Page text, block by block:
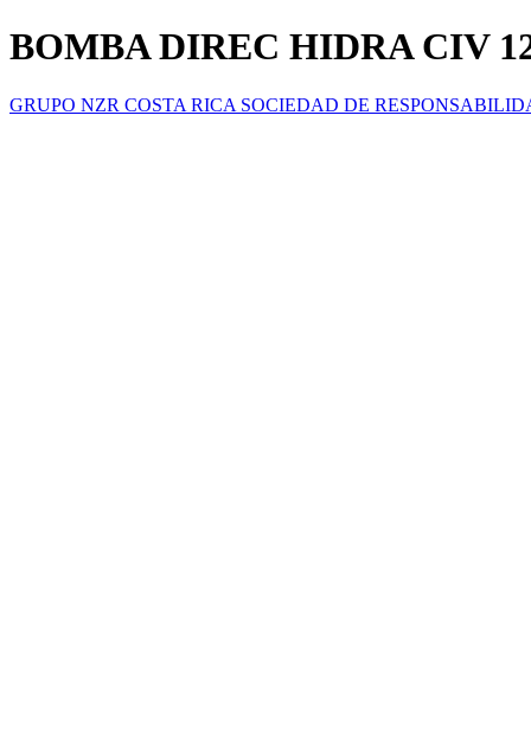
BOMBA DIREC HIDRA CIV
GRUPO NZR COSTA RICA SOCIEDAD DE